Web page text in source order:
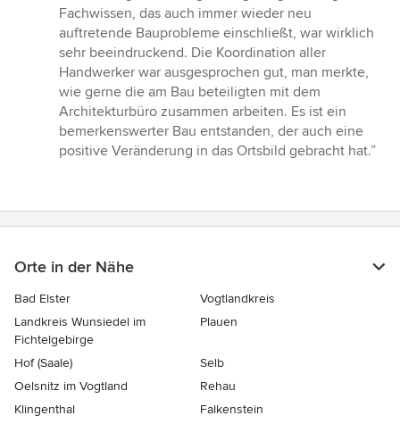
Fachwissen, das auch immer wieder neu
auftretende Bauprobleme einschließt, war wirklich
sehr beeindruckend. Die Koordination aller
Handwerker war ausgesprochen gut, man merkte,
wie gerne die am Bau beteiligten mit dem
Architekturbüro zusammen arbeiten. Es ist ein
bemerkenswerter Bau entstanden, der auch eine
positive Veränderung in das Ortsbild gebracht hat.”
Orte in der Nähe
Bad Elster
Vogtlandkreis
Landkreis Wunsiedel im
Fichtelgebirge
Plauen
Hof (Saale)
Selb
Oelsnitz im Vogtland
Rehau
Klingenthal
Falkenstein